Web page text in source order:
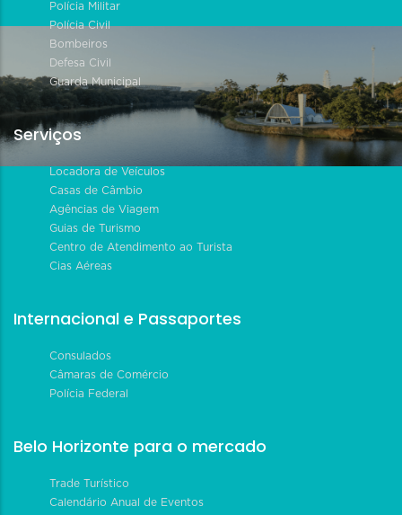
Polícia Militar
Polícia Civil
Bombeiros
Defesa Civil
Guarda Municipal
Serviços
Locadora de Veículos
Casas de Câmbio
Agências de Viagem
Guias de Turismo
Centro de Atendimento ao Turista
Cias Aéreas
Internacional e Passaportes
Consulados
Câmaras de Comércio
Polícia Federal
Belo Horizonte para o mercado
Trade Turístico
Calendário Anual de Eventos